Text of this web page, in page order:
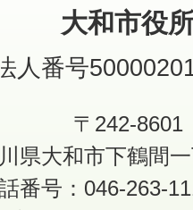
大和市役
人番号
〒242-8601
県大和市下鶴間
番号：046-263-